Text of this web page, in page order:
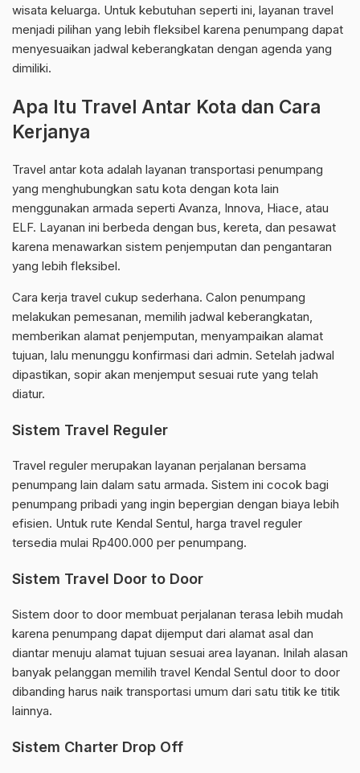
wisata keluarga. Untuk kebutuhan seperti ini, layanan travel
menjadi pilihan yang lebih fleksibel karena penumpang dapat
menyesuaikan jadwal keberangkatan dengan agenda yang
dimiliki.
Apa Itu Travel Antar Kota dan Cara
Kerjanya
Travel antar kota adalah layanan transportasi penumpang
yang menghubungkan satu kota dengan kota lain
menggunakan armada seperti Avanza, Innova, Hiace, atau
ELF. Layanan ini berbeda dengan bus, kereta, dan pesawat
karena menawarkan sistem penjemputan dan pengantaran
yang lebih fleksibel.
Cara kerja travel cukup sederhana. Calon penumpang
melakukan pemesanan, memilih jadwal keberangkatan,
memberikan alamat penjemputan, menyampaikan alamat
tujuan, lalu menunggu konfirmasi dari admin. Setelah jadwal
dipastikan, sopir akan menjemput sesuai rute yang telah
diatur.
Sistem Travel Reguler
Travel reguler merupakan layanan perjalanan bersama
penumpang lain dalam satu armada. Sistem ini cocok bagi
penumpang pribadi yang ingin bepergian dengan biaya lebih
efisien. Untuk rute Kendal Sentul, harga travel reguler
tersedia mulai Rp400.000 per penumpang.
Sistem Travel Door to Door
Sistem door to door membuat perjalanan terasa lebih mudah
karena penumpang dapat dijemput dari alamat asal dan
diantar menuju alamat tujuan sesuai area layanan. Inilah alasan
banyak pelanggan memilih travel Kendal Sentul door to door
dibanding harus naik transportasi umum dari satu titik ke titik
lainnya.
Sistem Charter Drop Off